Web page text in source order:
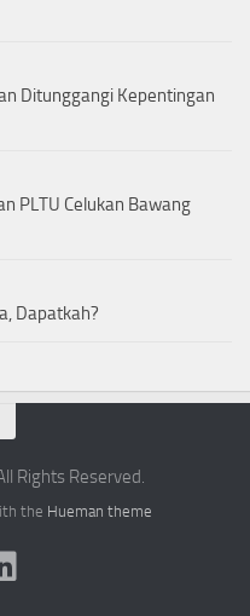
Ditunggangi Kepentingan
PLTU Celukan Bawang
Dapatkah?
Rights Reserved.
the Hueman theme